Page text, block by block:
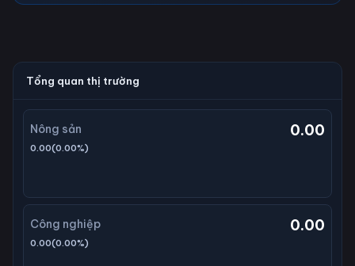
Tổng quan thị trường
Nông sản 0.00
0.00(0.00%)
Công nghiệp 0.00
0.00(0.00%)